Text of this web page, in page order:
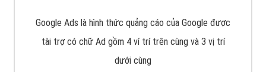
Google Ads là hình thức quảng cáo của Google được
tài trợ có chữ Ad gồm 4 ví trí trên cùng và 3 vị trí
dưới cùng